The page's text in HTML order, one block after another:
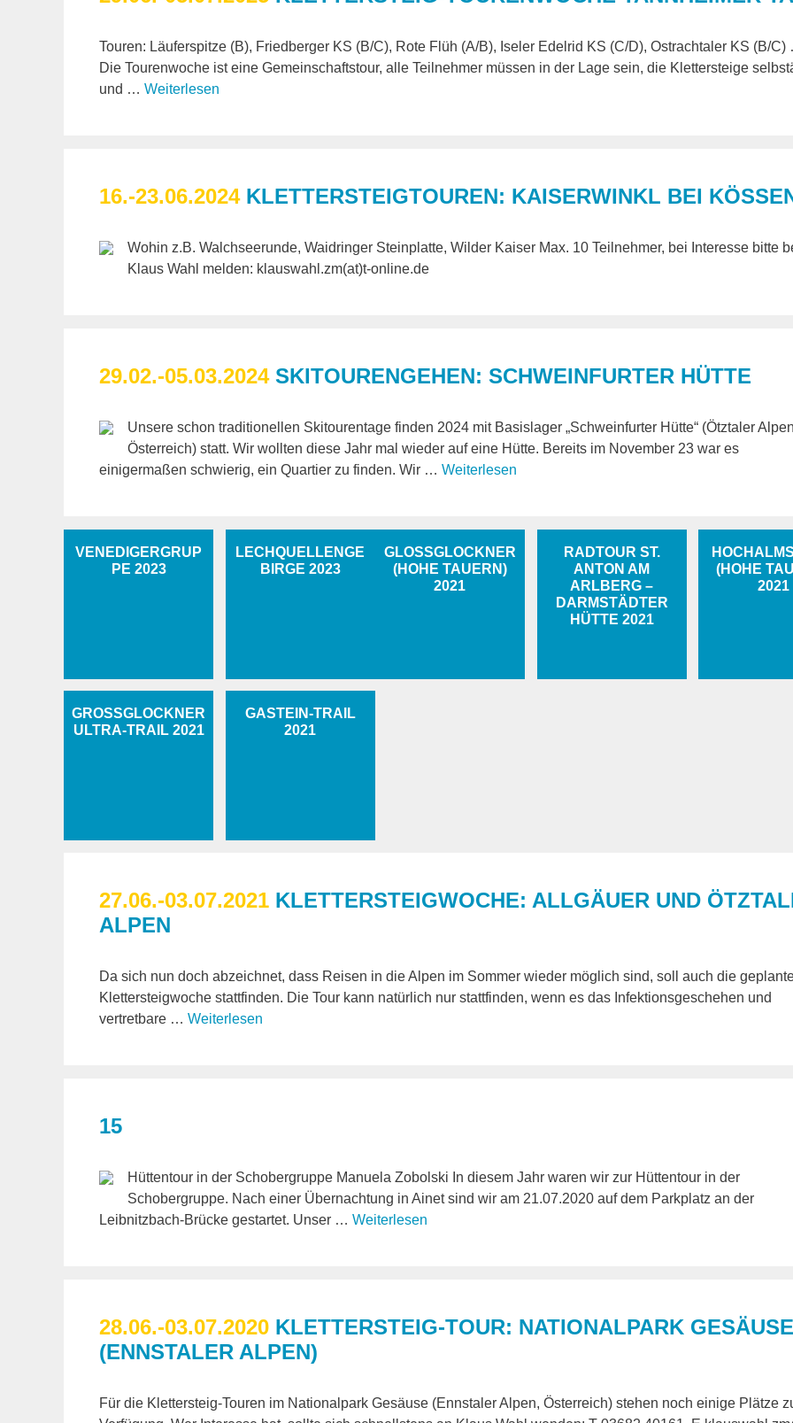
Touren: Läuferspitze (B), Friedberger KS (B/C), Rote Flüh (A/B), Iseler Edelrid KS (C/D), Ostrachtaler KS (B/
Die Tourenwoche ist eine Gemeinschaftstour, alle Teilnehmer müssen in der Lage sein, die Klettersteige
und … Weiterlesen
16.-23.06.2024KLETTERSTEIGTOUREN: KAISERWINKL BEI
Wohin z.B. Walchseerunde, Waidringer Steinplatte, Wilder Kaiser Max. 10 Teilnehmer, bei Interesse bitte
Klaus Wahl melden: klauswahl.zm(at)t-online.de
29.02.-05.03.2024SKITOURENGEHEN: SCHWEINFURTER HÜTTE
Unsere schon traditionellen Skitourentage finden 2024 mit Basislager „Schweinfurter Hütte“ (Ötztaler
Österreich) statt. Wir wollten diese Jahr mal wieder auf eine Hütte. Bereits im November 23 war es
einigermaßen schwierig, ein Quartier zu finden. Wir … Weiterlesen
VENEDIGERGRUP
PE 2023
LECHQUELLENGE
BIRGE 2023
GLOSSGLOCKNER (
HOHE TAUERN) 2
021
RADTOUR ST.
ANTON AM
ARLBERG –
DARMSTÄDTER
HÜTTE 2021
(HOHE
2021
GROSSGLOCKNER U
LTRA-TRAIL 2021
GASTEIN-TRAIL
2021
27.06.-03.07.2021 KLETTERSTEIGWOCHE: ALLGÄUER UND
ALPEN
Da sich nun doch abzeichnet, dass Reisen in die Alpen im Sommer wieder möglich sind, soll auch die
Klettersteigwoche stattfinden. Die Tour kann natürlich nur stattfinden, wenn es das Infektionsgeschehen und
vertretbare … Weiterlesen
15
Hüttentour in der Schobergruppe Manuela Zobolski In diesem Jahr waren wir zur Hüttentour in der
Schobergruppe. Nach einer Übernachtung in Ainet sind wir am 21.07.2020 auf dem Parkplatz an der
Leibnitzbach-Brücke gestartet. Unser … Weiterlesen
28.06.-03.07.2020 KLETTERSTEIG-TOUR: NATIONALPARK GESÄUSE
(ENNSTALER ALPEN)
Für die Klettersteig-Touren im Nationalpark Gesäuse (Ennstaler Alpen, Österreich) stehen noch einige Plätze